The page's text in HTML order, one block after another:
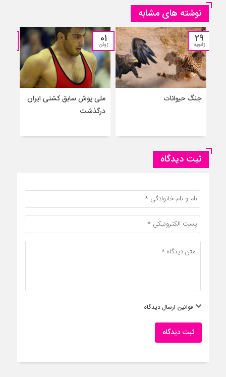
نوشته های مشابه
29
ژانویه
جنگ حیوانات
01
ژوئن
ملی پوش سابق کشتی ایران
درگذشت
ثبت دیدگاه
قوانین ارسال دیدگاه
ثبت دیدگاه